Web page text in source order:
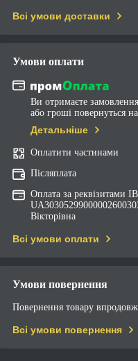
Всі умови доставки
Умови оплати
Ви отримаєте замовлення
або гроші повернуться
Детальніше
Оплатити частинами
Післяплата
Оплата за реквізитами
Вікторівна
Всі умови оплати
Умови повернення
Повернення товару
Всі умови повернення